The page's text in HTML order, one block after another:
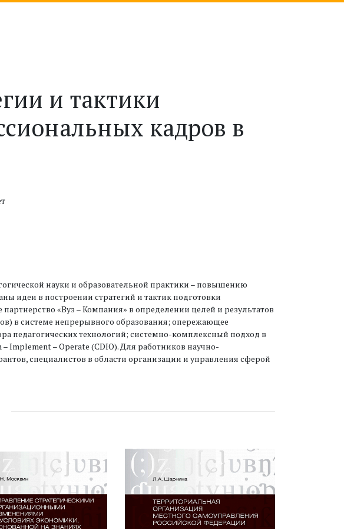
и тактики
кадров в
науки и образовательной практики – повышению
идеи в построении стратегий и тактик подготовки
«Вуз – Компания» в определении целей и результатов
в системе непрерывного образования; опережающее
педагогических технологий; системно-комплексный подход в
Implement – Operate (CDIO). Для работников научно-
специалистов в области организации и управления сферой